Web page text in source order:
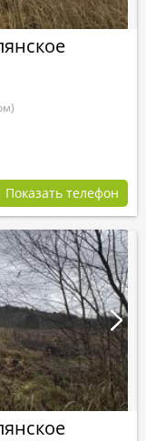
Показать телефон